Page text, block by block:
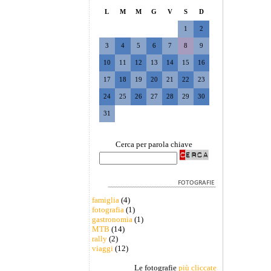
L M M G V S D
1 2
3 4 5 6 7 8 9
10 11 12 13 14 15 16
17 18 19 20 21 22 23
24 25 26 27 28 29 30
31
Cerca per parola chiave
famiglia (4)
fotografia (1)
gastronomia (1)
MTB (14)
rally(2)
viaggi (12)
Le fotografie più cliccate